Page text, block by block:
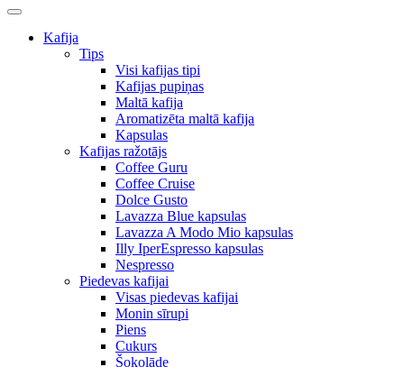
Kafija
Tips
Visi kafijas tipi
Kafijas pupiņas
Maltā kafija
Aromatizēta maltā kafija
Kapsulas
Kafijas ražotājs
Coffee Guru
Coffee Cruise
Dolce Gusto
Lavazza Blue kapsulas
Lavazza A Modo Mio kapsulas
Illy IperEspresso kapsulas
Nespresso
Piedevas kafijai
Visas piedevas kafijai
Monin sīrupi
Piens
Cukurs
Šokolāde